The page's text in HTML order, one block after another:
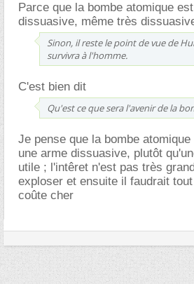
Parce que la bombe atomique
dissuasive, même très
Sinon, il reste le point de vue de
survivra à l'homme.
C'est bien dit
Qu'est ce que sera l'avenir de la
Je pense que la bombe
une arme dissuasive, plutôt
utile ; l'intêret n'est pas très
exploser et ensuite il faudrait
coûte cher